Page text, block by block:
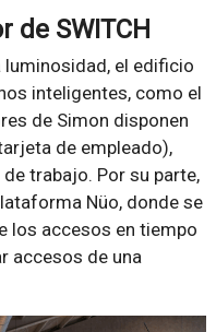
de SWITCH
el edificio
inteligentes, como el
de Simon disponen
de empleado),
trabajo. Por su parte,
Nüo, donde se
los accesos en tiempo
accesos de una